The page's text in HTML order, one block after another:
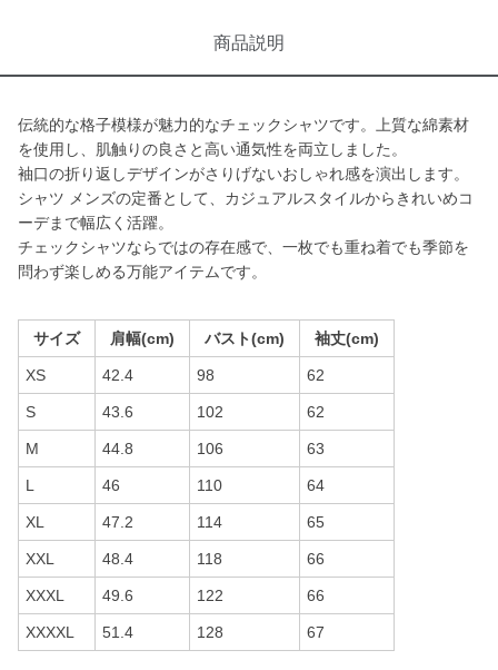
商品説明
伝統的な格子模様が魅力的なチェックシャツです。上質な綿素材
を使用し、肌触りの良さと高い通気性を両立しました。
袖口の折り返しデザインがさりげないおしゃれ感を演出します。
シャツ メンズの定番として、カジュアルスタイルからきれいめコ
ーデまで幅広く活躍。
チェックシャツならではの存在感で、一枚でも重ね着でも季節を
問わず楽しめる万能アイテムです。
サイズ 肩幅(cm) バスト(cm) 袖丈(cm)
XS 42.4 98 62
S 43.6 102 62
M 44.8 106 63
L 46 110 64
XL 47.2 114 65
XXL 48.4 118 66
XXXL 49.6 122 66
XXXXL 51.4 128 67